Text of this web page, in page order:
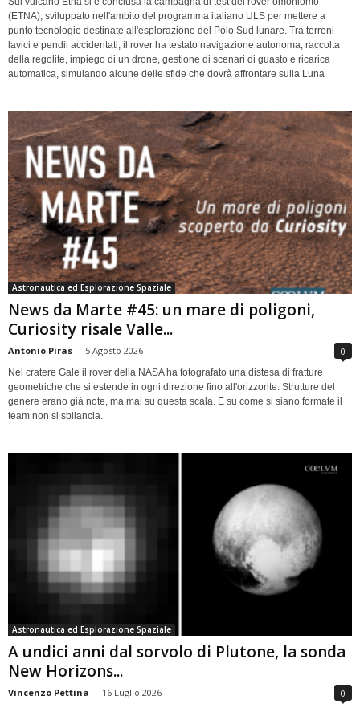
(ETNA), sviluppato nell'ambito del programma italiano ULS per mettere a
punto tecnologie destinate all'esplorazione del Polo Sud lunare. Tra terreni
lavici e pendii accidentati, il rover ha testato navigazione autonoma, raccolta
della regolite, impiego di un drone, gestione di scenari di guasto e ricarica
automatica, simulando alcune delle sfide che dovrà affrontare sulla Luna
Astronautica ed Esplorazione Spaziale
News da Marte #45: un mare di poligoni,
Curiosity risale Valle...
Antonio Piras - 5 Agosto 2026 0
Nel cratere Gale il rover della NASA ha fotografato una distesa di fratture
geometriche che si estende in ogni direzione fino all'orizzonte. Strutture del
genere erano già note, ma mai su questa scala. E su come si siano formate il
team non si sbilancia.
Astronautica ed Esplorazione Spaziale
A undici anni dal sorvolo di Plutone, la sonda
New Horizons...
Vincenzo Pettina - 16 Luglio 2026 0